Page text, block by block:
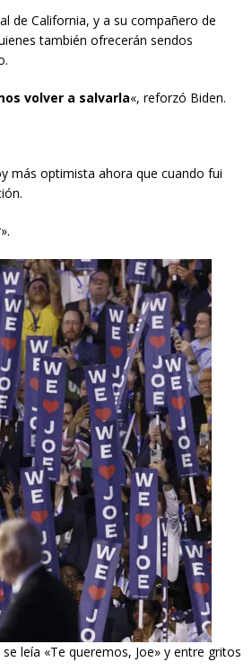
de California, y a su compañero de
también ofrecerán sendos
volver a salvarla«, reforzó Biden.
más optimista ahora que cuando fui
leía «Te queremos, Joe» y entre gritos